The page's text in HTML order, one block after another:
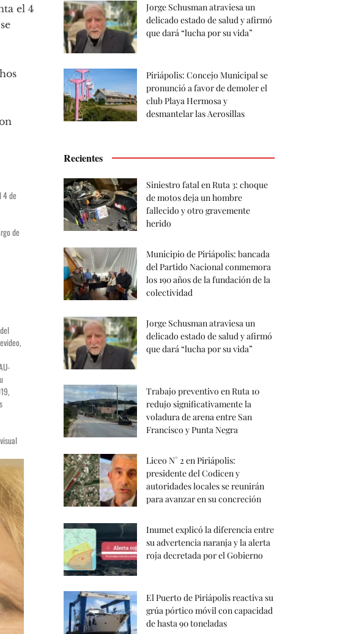
el 4
4 de
de
Jorge Schusman atraviesa un
delicado estado de salud y afirmó
que dará “lucha por su vida”
Piriápolis: Concejo Municipal se
pronunció a favor de demoler el
club Playa Hermosa y
desmantelar las Aerosillas
Recientes
Siniestro fatal en Ruta 3: choque
de motos deja un hombre
fallecido y otro gravemente
herido
Municipio de Piriápolis: bancada
del Partido Nacional conmemora
los 190 años de la fundación de la
colectividad
Jorge Schusman atraviesa un
delicado estado de salud y afirmó
que dará “lucha por su vida”
Trabajo preventivo en Ruta 10
redujo significativamente la
voladura de arena entre San
Francisco y Punta Negra
Liceo N° 2 en Piriápolis:
presidente del Codicen y
autoridades locales se reunirán
para avanzar en su concreción
Inumet explicó la diferencia entre
su advertencia naranja y la alerta
roja decretada por el Gobierno
El Puerto de Piriápolis reactiva su
grúa pórtico móvil con capacidad
de hasta 90 toneladas